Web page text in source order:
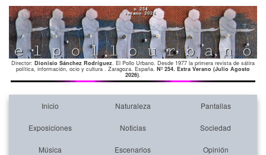
Director: Dionisio Sánchez Rodríguez. El Pollo Urbano. Desde 1977 la primera revista de sátira
política, información, ocio y cultura . Zaragoza. España. Nº 254. Extra Verano (Julio Agosto
2026).
Inicio Naturaleza Pantallas
Exposiciones Noticias Sociedad
Música Escenarios Opinión